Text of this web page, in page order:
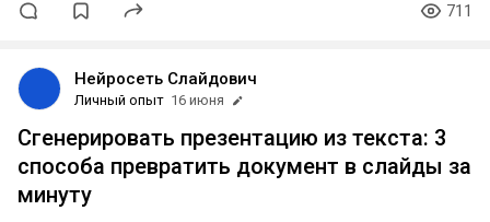
711
Нейросеть Слайдович
Личный опыт 16 июня
Сгенерировать презентацию из текста: 3
способа превратить документ в слайды за
минуту